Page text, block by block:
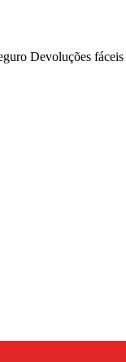
Devoluções fáceis